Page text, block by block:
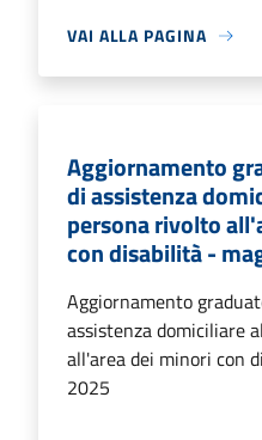
VAI ALLA PAGINA
Aggiornamento
di assistenza
persona rivolto
con disabilità -
Aggiornamento
assistenza domiciliare
all'area dei minori con
2025